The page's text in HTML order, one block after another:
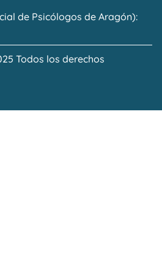
de Psicólogos de Aragón):
Todos los derechos